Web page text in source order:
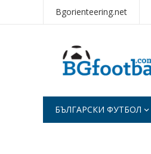
Bgorienteering.net
БЪЛГАРСКИ ФУТБОЛ